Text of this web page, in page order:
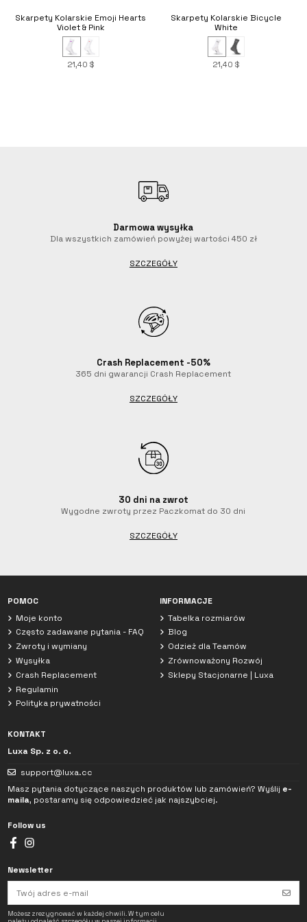
Skarpety Kolarskie Emoji Hearts
Violet & Pink
21,40 $
Skarpety Kolarskie Bicycle
White
21,40 $
Darmowa wysyłka
Dla wszystkich zamówień powyżej wartości 450 zł
SZCZEGÓŁY
Crash Replacement -50%
365 dni gwarancji Crash Replacement
SZCZEGÓŁY
30 dni na zwrot
Wygodne zwroty przez Paczkomat do 30 dni
SZCZEGÓŁY
POMOC
Moje konto
Często zadawane pytania - FAQ
Zwroty i wymiany
Wysyłka
Crash Replacement
Regulamin
Polityka prywatności
INFORMACJE
Tabelka rozmiarów
Blog
Odzież dla Teamów
Zrównoważony Rozwój
Sklepy Stacjonarne | Luxa
KONTAKT
Luxa Sp. z o. o.
support@luxa.cc
Masz pytania dotyczące naszych produktów lub zamówień? Wyślij e-
maila, postaramy się odpowiedzieć jak najszybciej.
Zapoznałem/am się z
wykorzystane wyłącznie do obsługi mojego zapytania.
Follow us
Newsletter
Możesz zrezygnować w każdej chwili. W tym celu